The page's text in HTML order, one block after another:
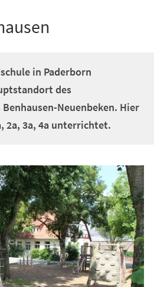
in Paderborn
des
Neuenbeken. Hier
2a, 3a, 4a unterrichtet.